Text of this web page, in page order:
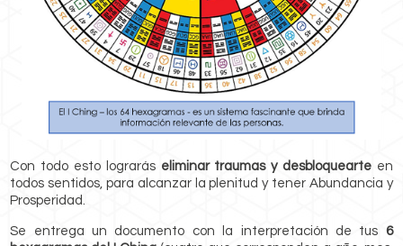
Con todo esto lograrás eliminar traumas y desbloquearteen
todos sentidos, para alcanzar la plenitud y tener Abundancia y
Prosperidad.
Se entrega un documento con la interpretación de tus 6